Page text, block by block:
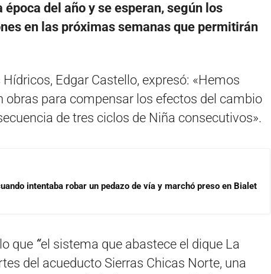
del año y se esperan, según los
en las próximas semanas que permitirán
Edgar Castello, expresó: «Hemos
obras para compensar los efectos del cambio
de tres ciclos de Niña consecutivos».
intentaba robar un pedazo de vía y marchó preso en Bialet
que “el sistema que abastece el dique La
del acueducto Sierras Chicas Norte, una